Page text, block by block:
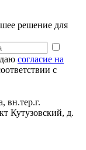
решение для
согласие на
с
вн.тер.г.
Кутузовский, д.